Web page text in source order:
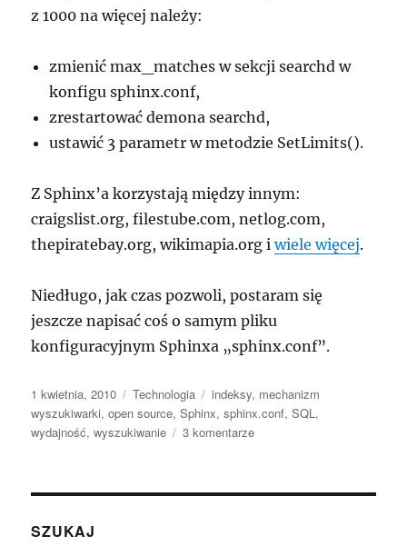
z 1000 na więcej należy:
zmienić max_matches w sekcji searchd w
konfigu sphinx.conf,
zrestartować demona searchd,
ustawić 3 parametr w metodzie SetLimits().
Z Sphinx’a korzystają między innym:
craigslist.org, filestube.com, netlog.com,
thepiratebay.org, wikimapia.org iwiele więcej.
Niedługo, jak czas pozwoli, postaram się
jeszcze napisać coś o samym pliku
konfiguracyjnym Sphinxa „sphinx.conf”.
Data
publikacji
1 kwietnia, 2010 Kategorie
Technologia Tagi
indeksy, mechanizm
wyszukiwarki,open source,Sphinx,sphinx.conf,SQL,
wydajność,wyszukiwanie 3 komentarzedo
szybkie
SZUKAJ